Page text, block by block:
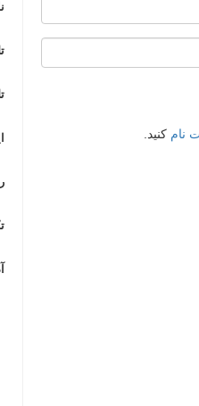
نام کنید.